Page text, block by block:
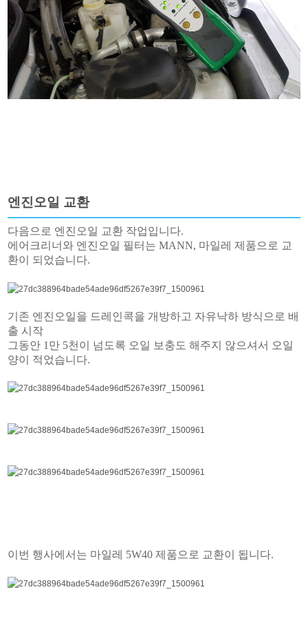
엔진오일 교환
다음으로 엔진오일 교환 작업입니다.
에어크리너와 엔진오일 필터는 MANN, 마일레 제품으로 교
환이 되었습니다.
기존 엔진오일을 드레인콕을 개방하고 자유낙하 방식으로 배
출 시작
그동안 1만 5천이 넘도록 오일 보충도 해주지 않으셔서 오일
양이 적었습니다.
이번 행사에서는 마일레 5W40 제품으로 교환이 됩니다.